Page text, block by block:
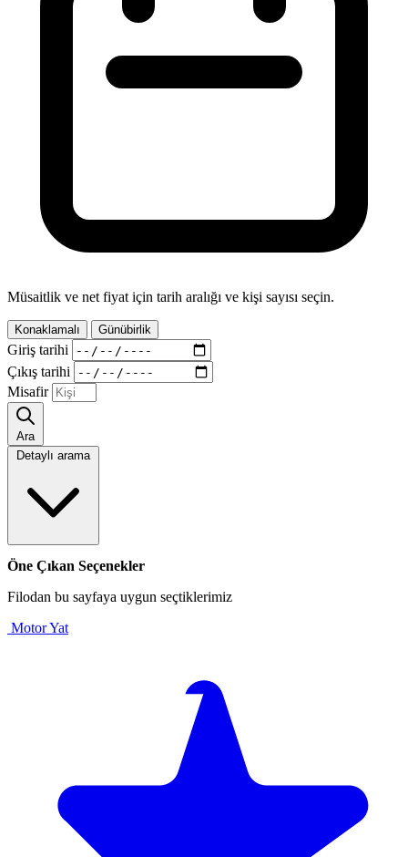
Müsaitlik ve net fiyat için tarih aralığı ve kişi sayısı seçin.
Konaklamalı Günübirlik
Giriş tarihi
Çıkış tarihi
Misafir
Ara
Detaylı arama
Öne Çıkan Seçenekler
Filodan bu sayfaya uygun seçtiklerimiz
Motor Yat